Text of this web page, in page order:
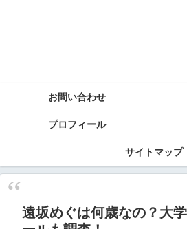
お問い合わせ
プロフィール
サイトマップ
遠坂めぐは何歳なの？大